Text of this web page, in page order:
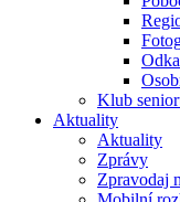
Klub
Aktuality
Aktuality
Zprávy
Zpravodaj